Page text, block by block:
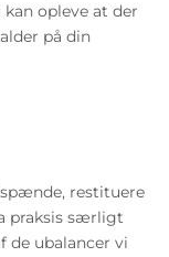
opleve at der
på din
restituere
praksis særligt
ubalancer vi